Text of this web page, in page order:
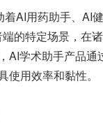
AI用药助手、AI健
的特定场景，在
AI学术助手产品
用效率和黏性。